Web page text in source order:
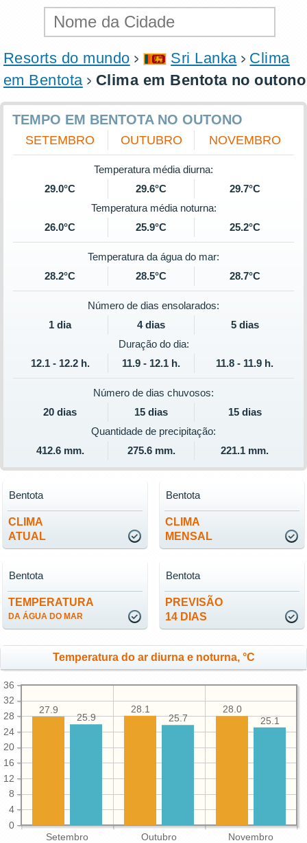
Resorts do mundo Sri Lanka
Clima
em Bentota
Clima em Bentota no outono
TEMPO EM BENTOTA NO OUTONO
SETEMBRO OUTUBRO NOVEMBRO
Temperatura média diurna:
29.0°C
29.6°C
29.7°C
Temperatura média noturna:
26.0°C
25.9°C 25.2°C
Temperatura da água do mar:
28.2°C
28.5°C 28.7°C
Número de dias ensolarados:
1 dia
4 dias
5 dias
Duração do dia:
12.1 - 12.2 h.
11.9 - 12.1 h. 11.8 - 11.9 h.
Número de dias chuvosos:
20 dias
15 dias
15 dias
Quantidade de precipitação:
412.6 mm.
275.6 mm. 221.1 mm.
CLIMA
ATUAL
Bentota
CLIMA
MENSAL
Bentota
TEMPERATURA
DA ÁGUA DO MAR
Bentota
PREVISÃO
14 DIAS
Bentota
Temperatura do ar diurna e noturna, °C
Setembro Outubro Novembro
0
4
8
12
16
20
24
28
32
36
28.0
28.1
27.9
25.1
25.7
25.9